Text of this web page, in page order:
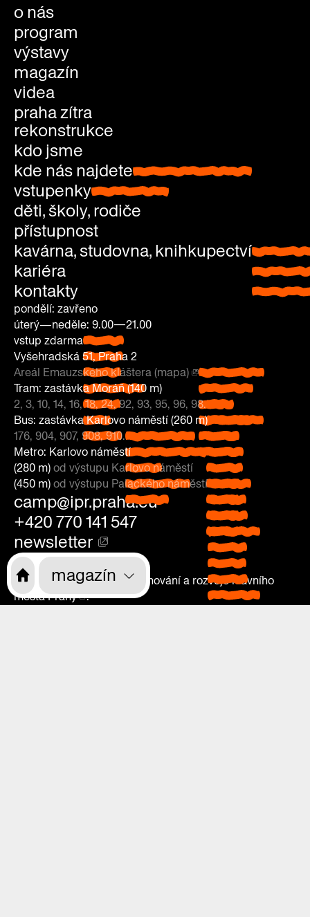
magazín
o nás
program
výstavy
magazín
videa
praha zítra
rekonstrukce
kdo jsme
kde nás najdetekde nás najdete
vstupenkyvstupenky
děti, školy, rodiče
přístupnost
kavárna, studovna, knihkupectví
kariéra
kontakty
pondělí: zavřeno
úterý—neděle: 9.00—21.00
vstup zdarmapondělí:
zavřeno
úterý—
neděle: 9.00
—21.00
vstup
zdarma
Vyšehradská 51, Praha 2
Areál Emauzského kláštera (mapa)
Vyšehradská
51, Praha 2
Areál
Emauzského
kláštera
(mapa)
Tram: zastávka Moráň (140 m)
2, 3, 10, 14, 16, 18, 24, 92, 93, 95, 96, 98.Tram:
zastávka
Moráň
(140 m)
2, 3, 10,
14, 16, 18,
24, 92,
93, 95,
96, 98.
Bus: zastávka Karlovo náměstí (260 m)
176, 904, 907, 908, 910.Bus: zastávka
Karlovo náměstí
(260 m)
176, 904, 907,
908, 910.
Metro: Karlovo náměstí
(280 m)od výstupu Karlovo náměstí
(450 m)od výstupu Palackého náměstíMetro:
Karlovo
náměstí
(280 m)od
výstupu
Karlovo
náměstí
(450 m)od
camp@ipr.praha.eu
+420 770 141 547
newsletter
Jsme součástíInstitutu plánování a rozvoje hlavního
města Prahy
.